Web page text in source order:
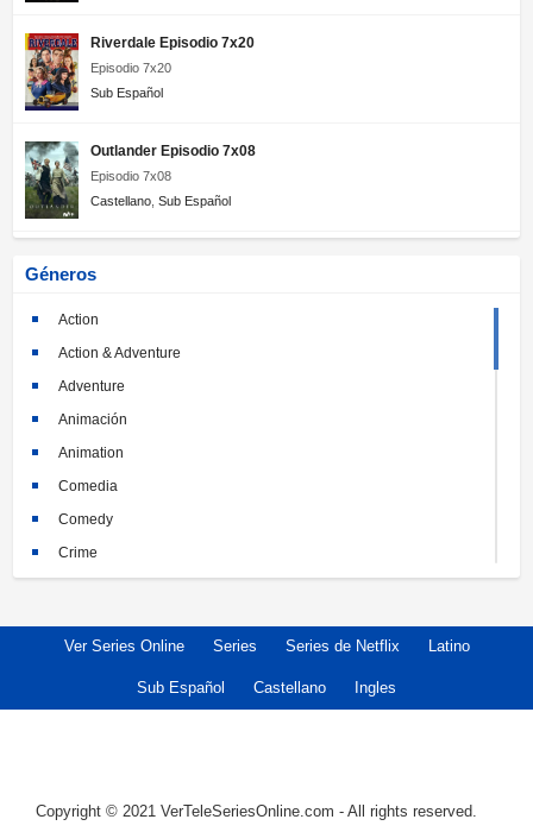
Riverdale Episodio 7x20
Episodio 7x20
Sub Español
Outlander Episodio 7x08
Episodio 7x08
Castellano Sub Español
Géneros
Action
Action & Adventure
Adventure
Animación
Animation
Comedia
Comedy
Crime
Documentary
Historia
Ver Series Online Series Series de Netflix Latino
Sub Español Castellano Ingles
Copyright © 2021 VerTeleSeriesOnline.com - All rights reserved.